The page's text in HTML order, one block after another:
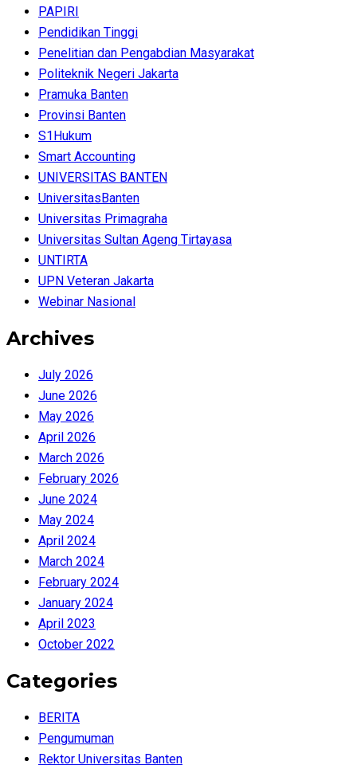
PAPIRI
Pendidikan Tinggi
Penelitian dan Pengabdian Masyarakat
Politeknik Negeri Jakarta
Pramuka Banten
Provinsi Banten
S1Hukum
Smart Accounting
UNIVERSITAS BANTEN
UniversitasBanten
Universitas Primagraha
Universitas Sultan Ageng Tirtayasa
UNTIRTA
UPN Veteran Jakarta
Webinar Nasional
Archives
July 2026
June 2026
May 2026
April 2026
March 2026
February 2026
June 2024
May 2024
April 2024
March 2024
February 2024
January 2024
April 2023
October 2022
Categories
BERITA
Pengumuman
Rektor Universitas Banten